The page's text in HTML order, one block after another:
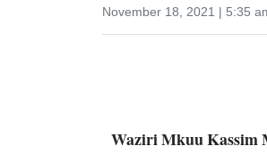
November 18, 2021 | 5:35
Waziri Mkuu Kassim